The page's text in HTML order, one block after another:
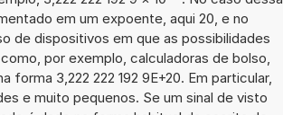
em um expoente, aqui 20, e no
de dispositivos em que as possibilidades
por exemplo, calculadoras de bolso,
3,222 222 192 9E+20. Em particular,
e muito pequenos. Se um sinal de visto